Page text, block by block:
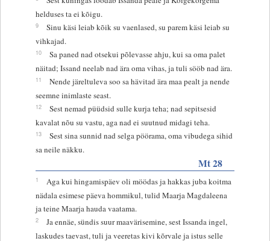
helduses ta ei kõigu.
9
Sinu käsi leiab kõik su vaenlased, su parem käsi leiab su
vihkajad.
10
Sa paned nad otsekui põlevasse ahju, kui sa oma palet
näitad; Issand neelab nad ära oma vihas, ja tuli sööb nad ära.
11
Nende järeltuleva soo sa hävitad ära maa pealt ja nende
seemne inimlaste seast.
12
Sest nemad püüdsid sulle kurja teha; nad sepitsesid
kavalat nõu su vastu, aga nad ei suutnud midagi teha.
13
Sest sina sunnid nad selga pöörama, oma vibudega sihid
sa neile näkku.
Mt 28
1
Aga kui hingamispäev oli möödas ja hakkas juba koitma
nädala esimese päeva hommikul, tulid Maarja Magdaleena
ja teine Maarja hauda vaatama.
2
Ja ennäe, sündis suur maavärisemine, sest Issanda ingel,
laskudes taevast, tuli ja veeretas kivi kõrvale ja istus selle